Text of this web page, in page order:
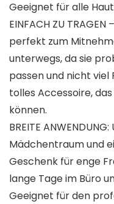
Geeignet für alle
EINFACH ZU
perfekt zum
unterwegs, da sie
passen und nicht viel
tolles Accessoire,
können.
BREITE
Mädchentraum und
Geschenk für enge
lange Tage im Büro
Geeignet für den